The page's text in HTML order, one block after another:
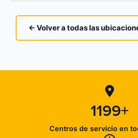
← Volver a todas las
1199+
Centros de servicio en